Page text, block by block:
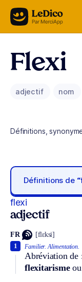
Aller au contenu
Flexi
adjectif nom
Définitions,
Définitions de
flexi
adjectif
FR [flɛksi]
Familier. Alimentation.
Abréviation
flexitarisme
1